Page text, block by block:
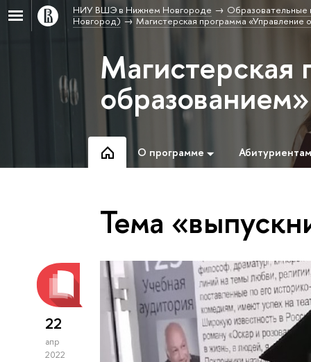
НИУ ВШЭ в Нижнем Новгороде
Образовательные
Новгород)
Магистерская программа
Магистерская
образованием»
О программе Абитуриентам
Тема
22
апр
2022